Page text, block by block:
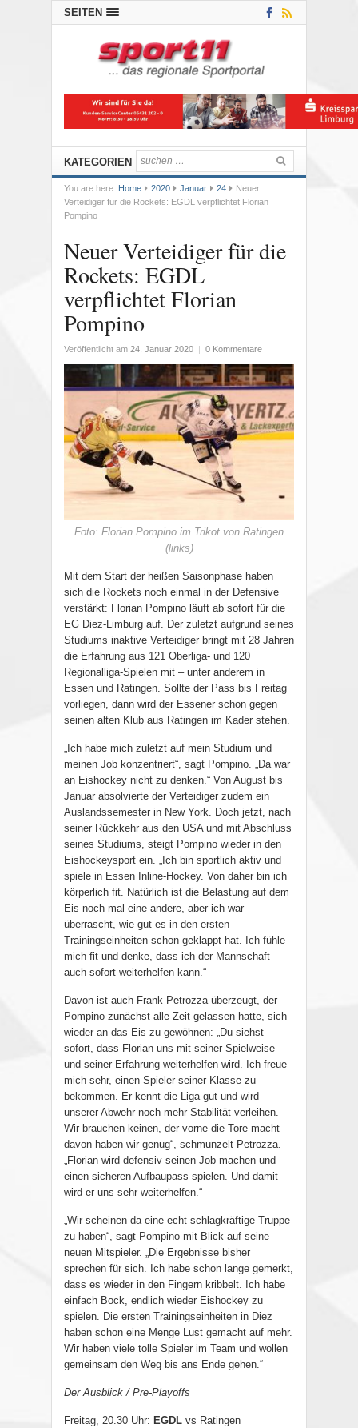
SEITEN
KATEGORIEN
You are here: Home 2020 Januar 24
Neuer
Verteidiger für die Rockets: EGDL verpflichtet Florian
Pompino
Neuer Verteidiger für die
Rockets: EGDL
verpflichtet Florian
Pompino
Veröffentlicht am 24. Januar 2020 0 Kommentare
Foto: Florian Pompino im Trikot von Ratingen
(links)
Mit dem Start der heißen Saisonphase haben
sich die Rockets noch einmal in der Defensive
verstärkt: Florian Pompino läuft ab sofort für die
EG Diez-Limburg auf. Der zuletzt aufgrund seines
Studiums inaktive Verteidiger bringt mit 28 Jahren
die Erfahrung aus 121 Oberliga- und 120
Regionalliga-Spielen mit – unter anderem in
Essen und Ratingen. Sollte der Pass bis Freitag
vorliegen, dann wird der Essener schon gegen
seinen alten Klub aus Ratingen im Kader stehen.
„Ich habe mich zuletzt auf mein Studium und
meinen Job konzentriert“, sagt Pompino. „Da war
an Eishockey nicht zu denken.“ Von August bis
Januar absolvierte der Verteidiger zudem ein
Auslandssemester in New York. Doch jetzt, nach
seiner Rückkehr aus den USA und mit Abschluss
seines Studiums, steigt Pompino wieder in den
Eishockeysport ein. „Ich bin sportlich aktiv und
spiele in Essen Inline-Hockey. Von daher bin ich
körperlich fit. Natürlich ist die Belastung auf dem
Eis noch mal eine andere, aber ich war
überrascht, wie gut es in den ersten
Trainingseinheiten schon geklappt hat. Ich fühle
mich fit und denke, dass ich der Mannschaft
auch sofort weiterhelfen kann.“
Davon ist auch Frank Petrozza überzeugt, der
Pompino zunächst alle Zeit gelassen hatte, sich
wieder an das Eis zu gewöhnen: „Du siehst
sofort, dass Florian uns mit seiner Spielweise
und seiner Erfahrung weiterhelfen wird. Ich freue
mich sehr, einen Spieler seiner Klasse zu
bekommen. Er kennt die Liga gut und wird
unserer Abwehr noch mehr Stabilität verleihen.
Wir brauchen keinen, der vorne die Tore macht –
davon haben wir genug“, schmunzelt Petrozza.
„Florian wird defensiv seinen Job machen und
einen sicheren Aufbaupass spielen. Und damit
wird er uns sehr weiterhelfen.“
„Wir scheinen da eine echt schlagkräftige Truppe
zu haben“, sagt Pompino mit Blick auf seine
neuen Mitspieler. „Die Ergebnisse bisher
sprechen für sich. Ich habe schon lange gemerkt,
dass es wieder in den Fingern kribbelt. Ich habe
einfach Bock, endlich wieder Eishockey zu
spielen. Die ersten Trainingseinheiten in Diez
haben schon eine Menge Lust gemacht auf mehr.
Wir haben viele tolle Spieler im Team und wollen
gemeinsam den Weg bis ans Ende gehen.“
Der Ausblick / Pre-Playoffs
Freitag, 20.30 Uhr: EGDL vs Ratingen